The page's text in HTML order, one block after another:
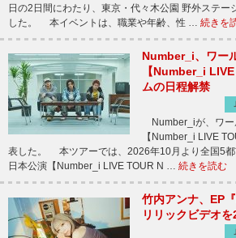
日の2日間にわたり、東京・代々木公園 野外ステー
した。 本イベントは、職業や年齢、性 … 続きを
Number_i、ワー
【Number_i
ムの日程解禁
Number_iが、ワー
【Number_i LIVE
表した。 本ツアーでは、2026年10月より全国5都
日本公演【Number_i LIVE TOUR N … 続きを読む
竹内アンナ、EP
リリックビデオ